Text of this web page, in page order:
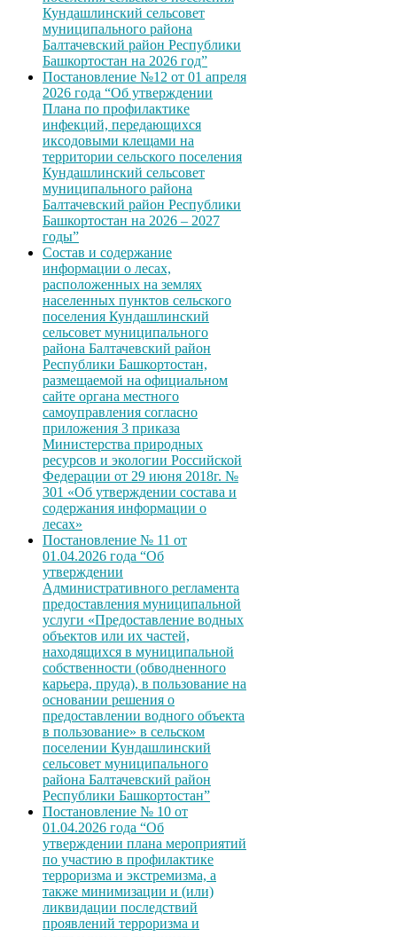
Кундашлинский сельсовет
муниципального района
Балтачевский район Республики
Башкортостан на 2026 год”
Постановление №12 от 01 апреля
2026 года “Об утверждении
Плана по профилактике
инфекций, передающихся
иксодовыми клещами на
территории сельского поселения
Кундашлинский сельсовет
муниципального района
Балтачевский район Республики
Башкортостан на 2026 – 2027
годы”
Состав и содержание
информации о лесах,
расположенных на землях
населенных пунктов сельского
поселения Кундашлинский
сельсовет муниципального
района Балтачевский район
Республики Башкортостан,
размещаемой на официальном
сайте органа местного
самоуправления согласно
приложения 3 приказа
Министерства природных
ресурсов и экологии Российской
Федерации от 29 июня 2018г. №
301 «Об утверждении состава и
содержания информации о
лесах»
Постановление № 11 от
01.04.2026 года “Об
утверждении
Административного регламента
предоставления муниципальной
услуги «Предоставление водных
объектов или их частей,
находящихся в муниципальной
собственности (обводненного
карьера, пруда), в пользование на
основании решения о
предоставлении водного объекта
в пользование» в сельском
поселении Кундашлинский
сельсовет муниципального
района Балтачевский район
Республики Башкортостан”
Постановление № 10 от
01.04.2026 года “Об
утверждении плана мероприятий
по участию в профилактике
терроризма и экстремизма, а
также минимизации и (или)
ликвидации последствий
проявлений терроризма и